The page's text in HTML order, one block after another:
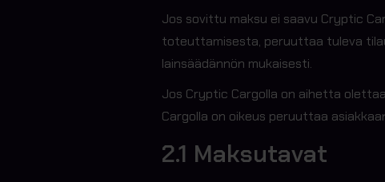
Jos sovittu maksu ei saavu Cryptic
toteuttamisesta, peruuttaa tuleva
lainsäädännön mukaisesti.
Jos Cryptic Cargolla on aihetta
Cargolla on oikeus peruuttaa
2.1 Maksutavat